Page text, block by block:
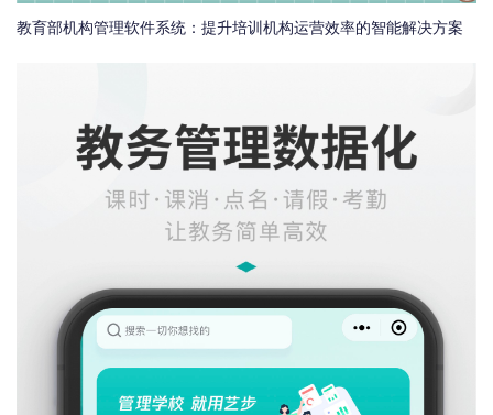
教育部机构管理软件系统：提升培训机构运营效率的智能解决方案